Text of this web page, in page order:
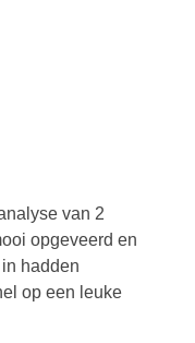
van 2
opgeveerd en
hadden
op een leuke